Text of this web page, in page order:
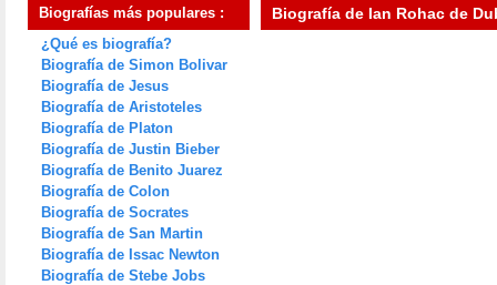
Biografías más populares :
¿Qué es biografía?
Biografía de Simon Bolivar
Biografía de Jesus
Biografía de Aristoteles
Biografía de Platon
Biografía de Justin Bieber
Biografía de Benito Juarez
Biografía de Colon
Biografía de Socrates
Biografía de San Martin
Biografía de Issac Newton
Biografía de Stebe Jobs
Biografía de Ian Rohac de